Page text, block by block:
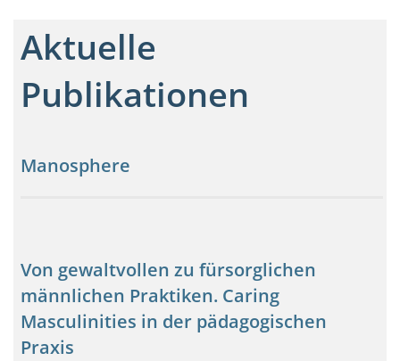
Aktuelle
Publikationen
Manosphere
Von gewaltvollen zu fürsorglichen
männlichen Praktiken. Caring
Masculinities in der pädagogischen
Praxis